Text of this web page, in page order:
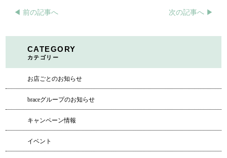
◀︎ 前の記事へ 次の記事へ ▶︎
CATEGORY
カテゴリー
お店ごとのお知らせ
braceグループのお知らせ
キャンペーン情報
イベント